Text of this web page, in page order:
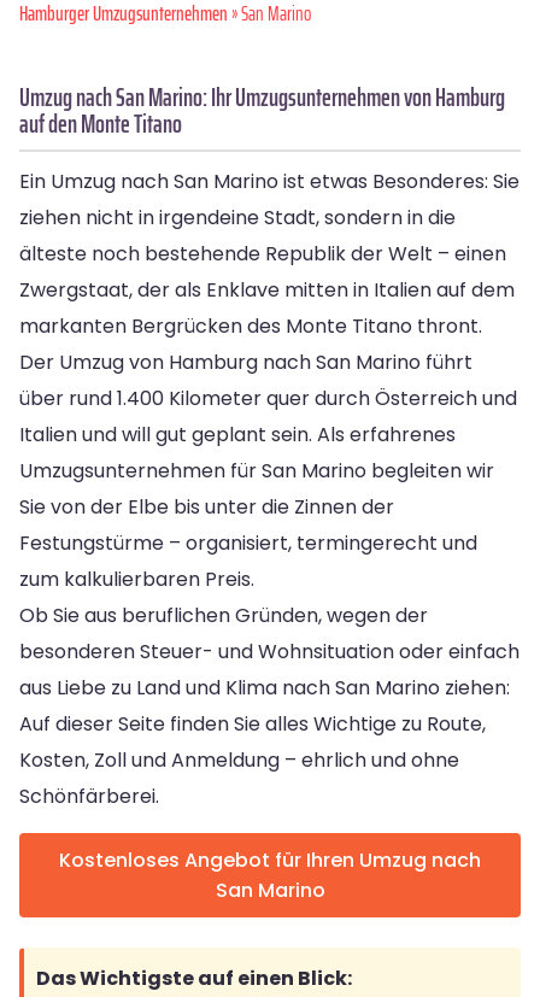
Hamburger Umzugsunternehmen» San Marino
Umzug nach San Marino: Ihr Umzugsunternehmen von Hamburg
auf den Monte Titano
Ein Umzug nach San Marino ist etwas Besonderes: Sie
ziehen nicht in irgendeine Stadt, sondern in die
älteste noch bestehende Republik der Welt – einen
Zwergstaat, der als Enklave mitten in Italien auf dem
markanten Bergrücken des Monte Titano thront.
Der Umzug von Hamburg nach San Marino führt
über rund 1.400 Kilometer quer durch Österreich und
Italien und will gut geplant sein. Als erfahrenes
Umzugsunternehmen für San Marino begleiten wir
Sie von der Elbe bis unter die Zinnen der
Festungstürme – organisiert, termingerecht und
zum kalkulierbaren Preis.
Ob Sie aus beruflichen Gründen, wegen der
besonderen Steuer- und Wohnsituation oder einfach
aus Liebe zu Land und Klima nach San Marino ziehen:
Auf dieser Seite finden Sie alles Wichtige zu Route,
Kosten, Zoll und Anmeldung – ehrlich und ohne
Schönfärberei.
Kostenloses Angebot für Ihren Umzug nach
San Marino
Das Wichtigste auf einen Blick: